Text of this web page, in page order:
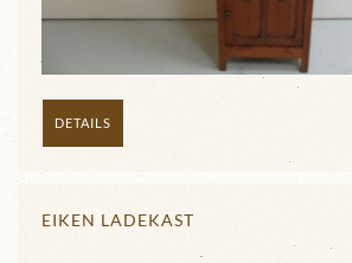
DETAILS
EIKEN LADEKAST